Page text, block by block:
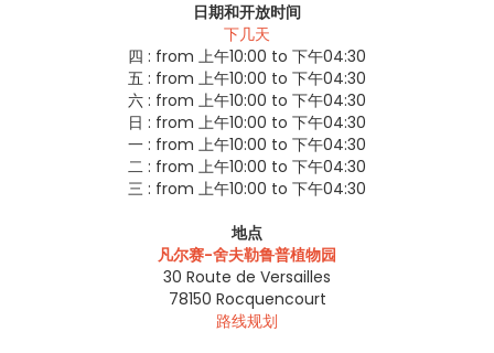
日期和开放时间
下几天
四 : from 上午10:00 to 下午04:30
五 : from 上午10:00 to 下午04:30
六 : from 上午10:00 to 下午04:30
日 : from 上午10:00 to 下午04:30
一 : from 上午10:00 to 下午04:30
二 : from 上午10:00 to 下午04:30
三 : from 上午10:00 to 下午04:30
地点
凡尔赛-舍夫勒鲁普植物园
30 Route de Versailles
78150 Rocquencourt
路线规划